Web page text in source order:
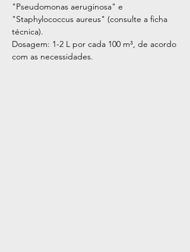
"Pseudomonas aeruginosa" e
"Staphylococcus aureus" (consulte a ficha
técnica).
Dosagem: 1-2 L por cada 100 m³, de acordo
com as necessidades.